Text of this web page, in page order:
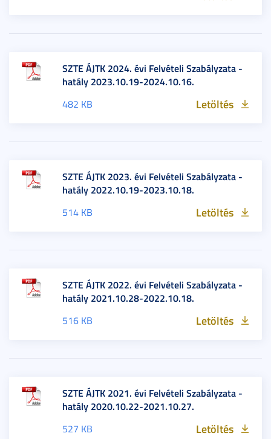
SZTE ÁJTK 2024. évi Felvételi Szabályzata -
hatály 2023.10.19-2024.10.16.
482 KB Letöltés
SZTE ÁJTK 2023. évi Felvételi Szabályzata -
hatály 2022.10.19-2023.10.18.
514 KB Letöltés
SZTE ÁJTK 2022. évi Felvételi Szabályzata -
hatály 2021.10.28-2022.10.18.
516 KB Letöltés
SZTE ÁJTK 2021. évi Felvételi Szabályzata -
hatály 2020.10.22-2021.10.27.
527 KB Letöltés